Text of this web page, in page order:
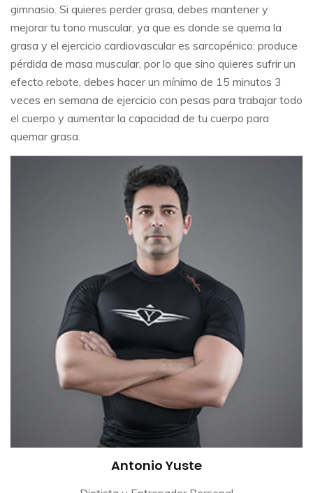
gimnasio. Si quieres perder grasa, debes mantener y
mejorar tu tono muscular, ya que es donde se quema la
grasa y el ejercicio cardiovascular es sarcopénico: produce
pérdida de masa muscular, por lo que sino quieres sufrir un
efecto rebote, debes hacer un mínimo de 15 minutos 3
veces en semana de ejercicio con pesas para trabajar todo
el cuerpo y aumentar la capacidad de tu cuerpo para
quemar grasa.
Antonio Yuste